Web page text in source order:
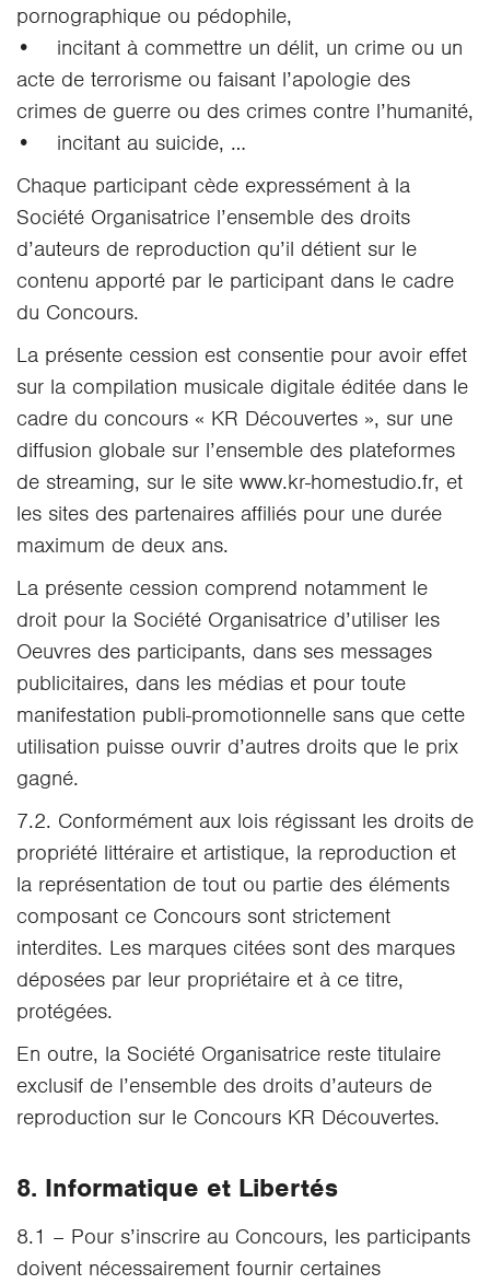
pornographique ou pédophile,
• incitant à commettre un délit, un crime ou un
acte de terrorisme ou faisant l’apologie des
crimes de guerre ou des crimes contre l’humanité,
• incitant au suicide, …
Chaque participant cède expressément à la
Société Organisatrice l’ensemble des droits
d’auteurs de reproduction qu’il détient sur le
contenu apporté par le participant dans le cadre
du Concours.
La présente cession est consentie pour avoir effet
sur la compilation musicale digitale éditée dans le
cadre du concours « KR Découvertes », sur une
diffusion globale sur l’ensemble des plateformes
de streaming, sur le site www.kr-homestudio.fr, et
les sites des partenaires affiliés pour une durée
maximum de deux ans.
La présente cession comprend notamment le
droit pour la Société Organisatrice d’utiliser les
Oeuvres des participants, dans ses messages
publicitaires, dans les médias et pour toute
manifestation publi-promotionnelle sans que cette
utilisation puisse ouvrir d’autres droits que le prix
gagné.
7.2. Conformément aux lois régissant les droits de
propriété littéraire et artistique, la reproduction et
la représentation de tout ou partie des éléments
composant ce Concours sont strictement
interdites. Les marques citées sont des marques
déposées par leur propriétaire et à ce titre,
protégées.
En outre, la Société Organisatrice reste titulaire
exclusif de l’ensemble des droits d’auteurs de
reproduction sur le Concours KR Découvertes.
8. Informatique et Libertés
8.1 – Pour s’inscrire au Concours, les participants
doivent nécessairement fournir certaines